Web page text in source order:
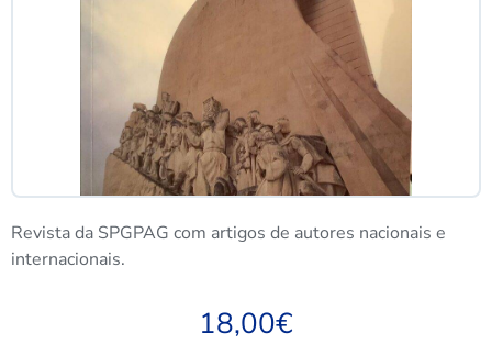
Revista da SPGPAG com artigos de autores nacionais e
internacionais.
18,00€